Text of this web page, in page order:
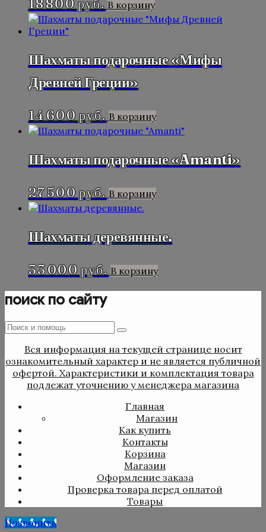
18 800руб. В корзину
Шахматы подарочные «Мифы
Древней Греции»
14 600руб. В корзину
Шахматы подарочные «Amanti»
27 500руб. В корзину
Шахматы деревянные.
33 000руб. В корзину
поиск по сайту
Поиск
:
Поиск
Вся информация на текущей странице носит
ознакомительный характер и не является публичной
офертой. Характеристики и комплектация товара
подлежат уточнению у менеджера магазина
Главная
Магазин
Как купить
Контакты
Корзина
Магазин
Оформление заказа
Проверка товара перед оплатой
Товары
Позвонить